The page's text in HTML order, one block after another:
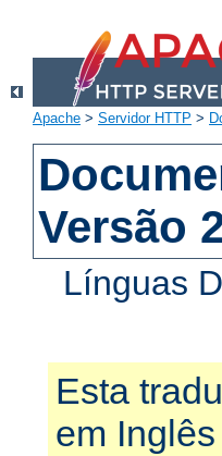
Apache > Servidor HTTP >
Versão
Línguas
Esta
em